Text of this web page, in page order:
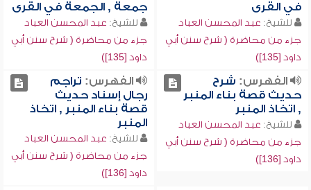
في القرى
للشيخ: عبد المحسن العباد
جزء من محاضرة ( شرح سنن أبي
داود [135])
جمعة , الجمعة في القرى
للشيخ: عبد المحسن العباد
جزء من محاضرة ( شرح سنن أبي
داود [135])
الفهرس: شرح
حديث قصة بناء المنبر
, اتخاذ المنبر
للشيخ: عبد المحسن العباد
جزء من محاضرة ( شرح سنن أبي
داود [136])
الفهرس: تراجم
رجال إسناد حديث
قصة بناء المنبر , اتخاذ
المنبر
للشيخ: عبد المحسن العباد
جزء من محاضرة ( شرح سنن أبي
داود [136])